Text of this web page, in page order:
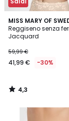
MISS MARY OF
Reggiseno senza
Jacquard
59,99 €
41,99 € -30%
4,3
/ 5
2
Colori
4,3
/